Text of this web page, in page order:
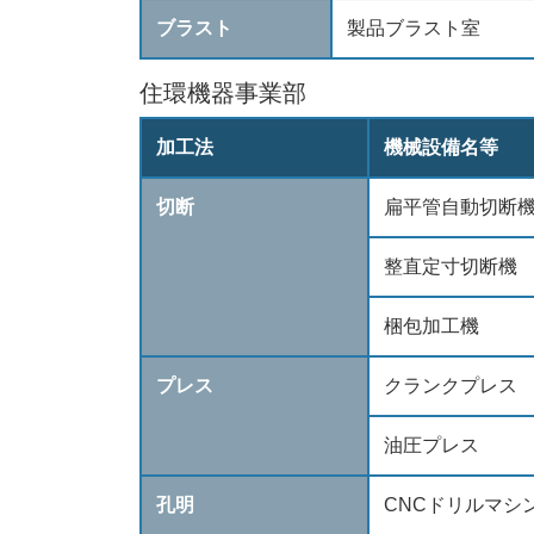
ブラスト 製品ブラスト室
住環機器事業部
加工法 機械設備名等
切断 扁平管自動切断
整直定寸切断機
梱包加工機
プレス クランクプレス
油圧プレス
孔明 CNCドリルマシ